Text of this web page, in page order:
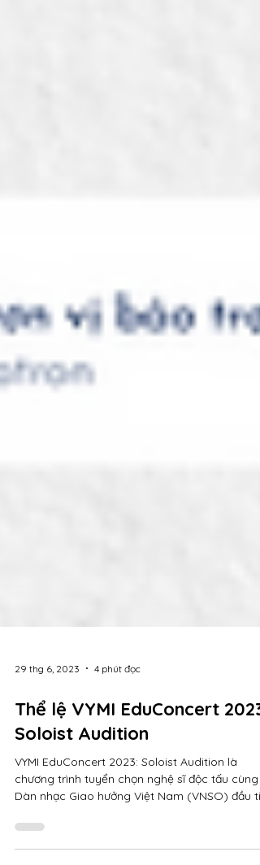
29 thg 6, 2023 4 phút đọc
Soloist Audition
VYMI EduConcert 2023: Soloist Audition là
Dàn nhạc Giao hưởng Việt Nam (VNSO) đầu
tại...